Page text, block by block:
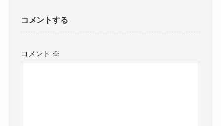
コメントする
コメント ※